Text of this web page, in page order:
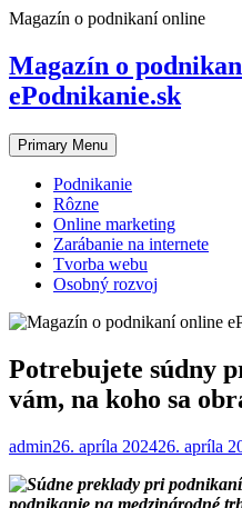
Skip
content
Magazín o podnikaní online
Magazín o
ePodnikanie.sk
Primary Menu
Podnikanie
Rôzne
Online marketing
Zarábanie na internete
Tvorba webu
Osobný rozvoj
Potrebujete súdny
vám, na koho sa
admin26. apríla 202426. apríla
podnikanie na medzinárodné